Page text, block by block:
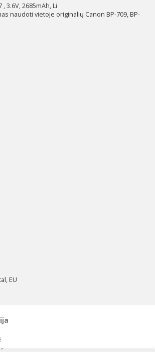
3.6V, 2685mAh, Li
naudoti vietoje originalių Canon BP-709, BP-
EU